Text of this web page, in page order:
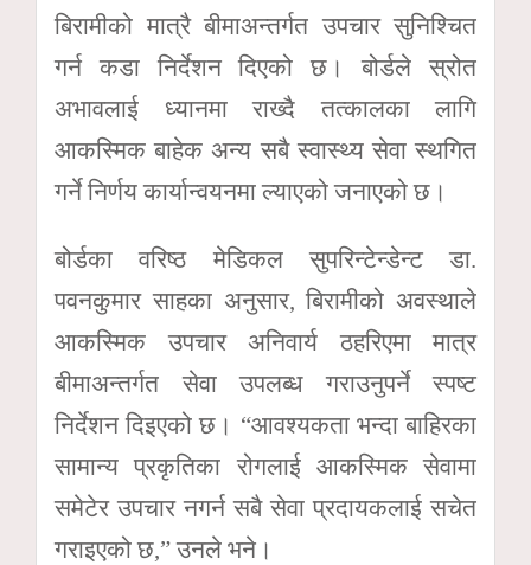
बिरामीको मात्रै बीमाअन्तर्गत उपचार सुनिश्चित
गर्न कडा निर्देशन दिएको छ। बोर्डले स्रोत
अभावलाई ध्यानमा राख्दै तत्कालका लागि
आकस्मिक बाहेक अन्य सबै स्वास्थ्य सेवा स्थगित
गर्ने निर्णय कार्यान्वयनमा ल्याएको जनाएको छ।
बोर्डका वरिष्ठ मेडिकल सुपरिन्टेन्डेन्ट डा.
पवनकुमार साहका अनुसार, बिरामीको अवस्थाले
आकस्मिक उपचार अनिवार्य ठहरिएमा मात्र
बीमाअन्तर्गत सेवा उपलब्ध गराउनुपर्ने स्पष्ट
निर्देशन दिइएको छ। “आवश्यकता भन्दा बाहिरका
सामान्य प्रकृतिका रोगलाई आकस्मिक सेवामा
समेटेर उपचार नगर्न सबै सेवा प्रदायकलाई सचेत
गराइएको छ,” उनले भने।